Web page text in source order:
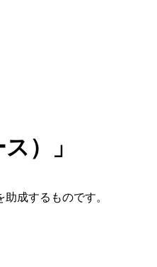
）」
成するものです。